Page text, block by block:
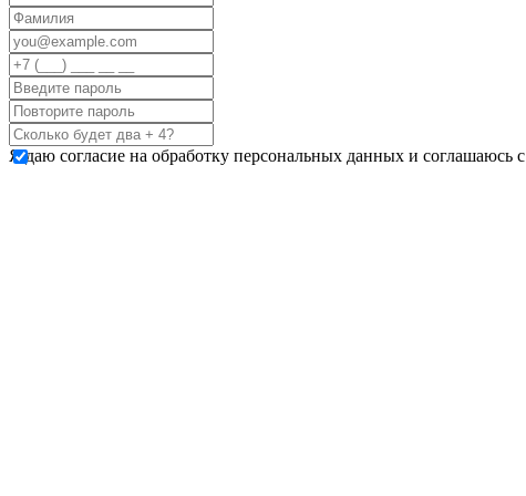
Я даю согласие на обработку персональных данных и соглашаюсь с